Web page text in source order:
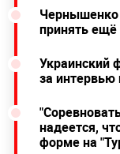
Чернышенко
принять
Украинский
за интервью
надеется,
форме на